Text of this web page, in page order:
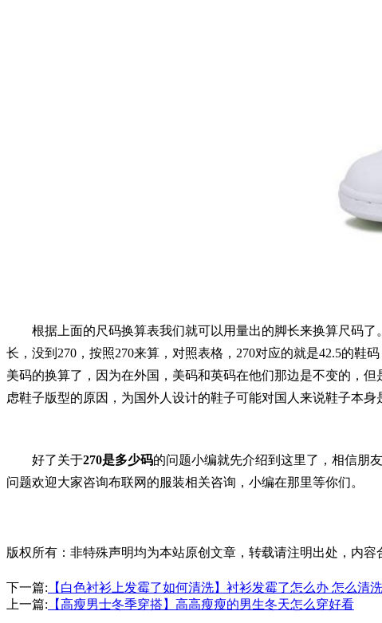
根据上面的尺码换算表我们就可以用量出的脚长来换算尺码了。
长，没到270，按照270来算，对照表格，270对应的就是42.5的
美码的换算了，因为在外国，美码和英码在他们那边是不变的，
虑鞋子版型的原因，为国外人设计的鞋子可能对国人来说鞋子本身
好了关于270是多少码的问题小编就先介绍到这里了，相信朋
问题欢迎大家咨询布联网的服装相关咨询，小编在那里等你们。
版权所有：非特殊声明均为本站原创文章，转载请注明出处，内容
下一篇: 【白色衬衫上发霉了如何清洗】衬衫发霉了怎么办 怎么清
上一篇: 【高瘦男士冬季穿搭】高高瘦瘦的男生冬天怎么穿好看